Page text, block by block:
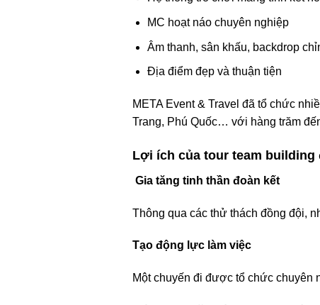
MC hoạt náo chuyên nghiệp
Âm thanh, sân khấu, backdrop
Địa điểm đẹp và thuận tiện
META Event & Travel đã tổ chức
Trang, Phú Quốc… với hàng trăm
Lợi ích của tour team
Gia tăng tinh thần đoàn kết
Thông qua các thử thách đồng đội,
Tạo động lực làm việc
Một chuyến đi được tổ chức chuyên